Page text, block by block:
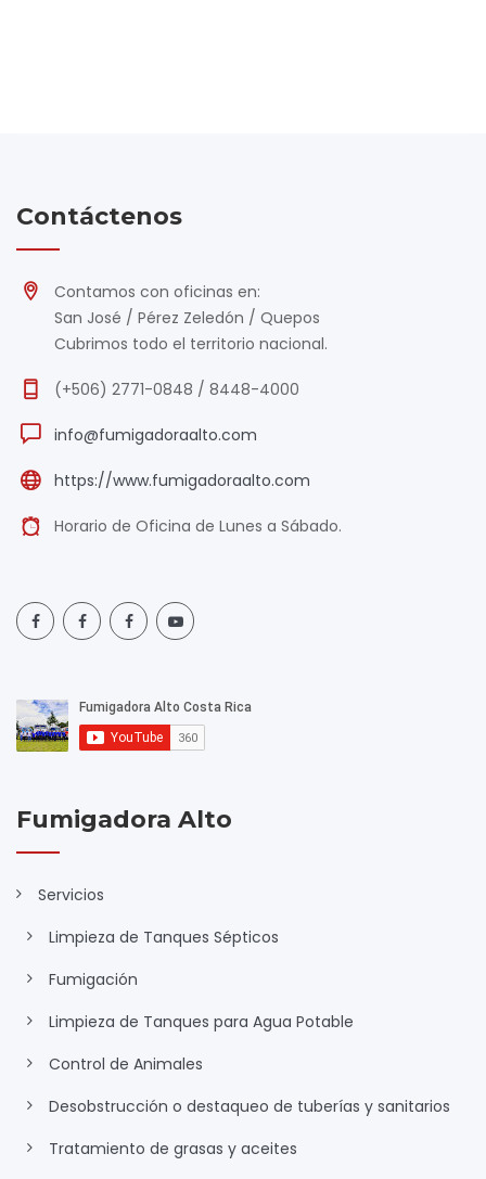
Contáctenos
Contamos con oficinas en:
San José / Pérez Zeledón / Quepos
Cubrimos todo el territorio nacional.
(+506) 2771-0848 / 8448-4000
info@fumigadoraalto.com
https://www.fumigadoraalto.com
Horario de Oficina de Lunes a Sábado.
Fumigadora Alto
Servicios
Limpieza de Tanques Sépticos
Fumigación
Limpieza de Tanques para Agua Potable
Control de Animales
Desobstrucción o destaqueo de tuberías y sanitarios
Tratamiento de grasas y aceites